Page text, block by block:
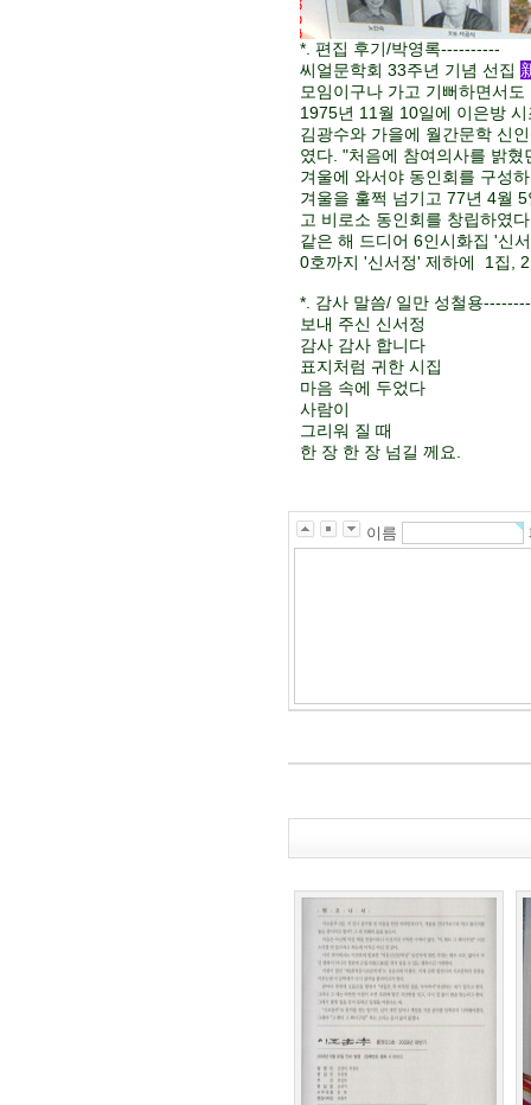
*. 편집 후기/박영록----------
씨얼문학회 33주년 기념 선집
모임이구나 가고 기뻐하면서
1975년 11월 10일에 이은방
김광수와 가을에 월간문학 신
였다. "처음에 참여의사를 밝
겨울에 와서야 동인회를 구성
겨울을 훌쩍 넘기고 77년 4월
고 비로소 동인회를 창립하였
같은 해 드디어 6인시화집 '신
0호까지 '신서정' 제하에 1집,
*. 감사 말씀/ 일만 성철용
보내 주신 신서정
감사 감사 합니다
표지처럼 귀한 시집
마음 속에 두었다
사람이
그리워 질 때
한 장 한 장 넘길 께요.
이름